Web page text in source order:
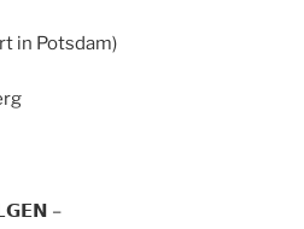
in Potsdam)
–